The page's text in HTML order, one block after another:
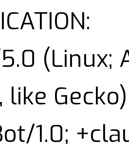
(Linux;
like
1.0;